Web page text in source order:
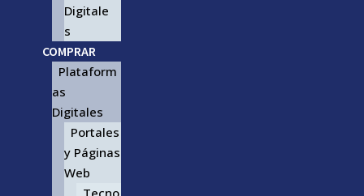
Digitale
s
COMPRAR
Plataform
as
Digitales
Portales
y Páginas
Web